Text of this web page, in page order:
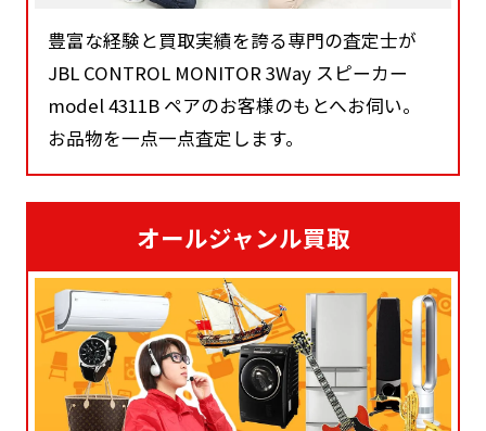
豊富な経験と買取実績を誇る専門の査定士が
JBL CONTROL MONITOR 3Way スピーカー
model 4311B ペアのお客様のもとへお伺い。
お品物を一点一点査定します。
オールジャンル買取